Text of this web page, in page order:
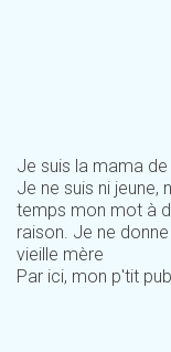
Je suis la mama
Je ne suis ni jeune,
temps mon mot à
raison. Je ne
vieille mère
Par ici, mon p'tit